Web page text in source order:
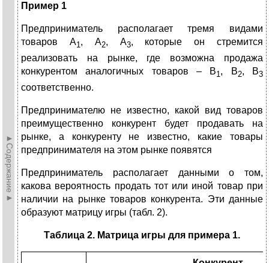
►Содержание►
Пример 1
Предприниматель располагает тремя видами
товаров А1, А2, А3, которые он стремится
реализовать на рынке, где возможна продажа
конкурентом аналогичных товаров – В1, В2, В3
соответственно.
Предпринимателю не известно, какой вид товаров
преиму­щественно конкурент будет продавать на
рынке, а конкуренту не известно, какие товары
предпринимателя на этом рынке появятся
Предприниматель располагает данными о том,
какова веро­ятность продать тот или иной товар при
наличии на рынке товаров конкурента. Эти данные
образуют матрицу игры (табл. 2).
Таблица 2. Матрица игры для примера 1.